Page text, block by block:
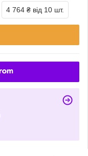
4 764 ₴ від 10 шт.